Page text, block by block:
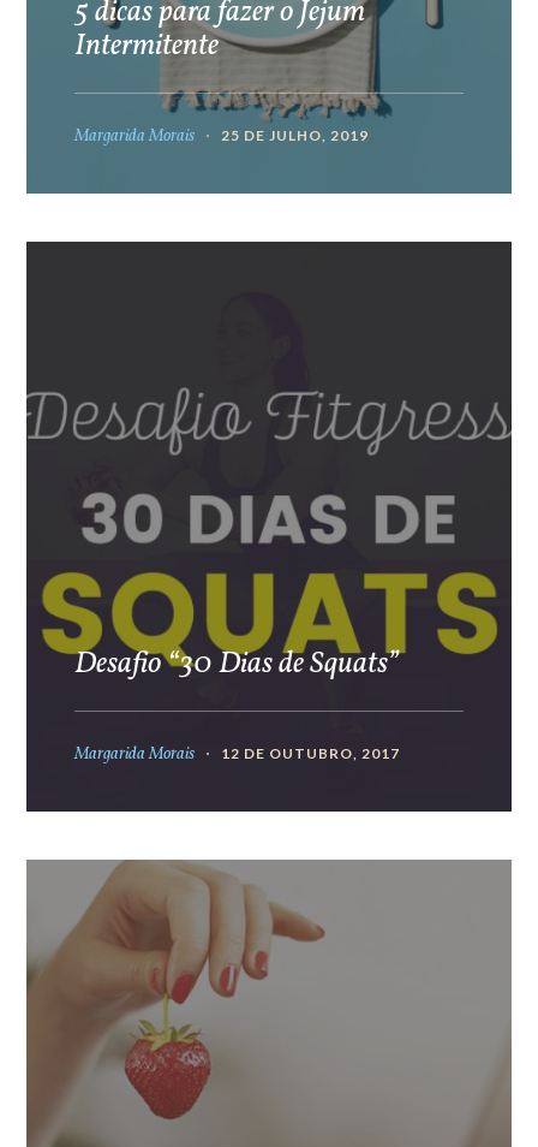
5 dicas para fazer o Jejum
Intermitente
Margarida Morais 25 DE JULHO, 2019
Desafio “30 Dias de Squats”
Margarida Morais 12 DE OUTUBRO, 2017